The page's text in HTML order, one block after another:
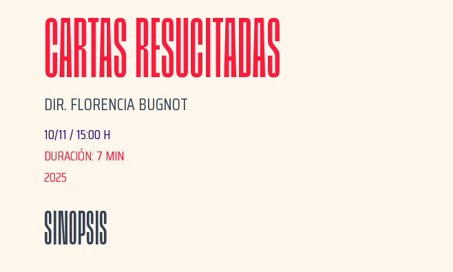
CARTAS RESUCITADAS
DIR. FLORENCIA BUGNOT
10/11 / 15:00 H
DURACIÓN: 7 MIN
2025
SINOPSIS